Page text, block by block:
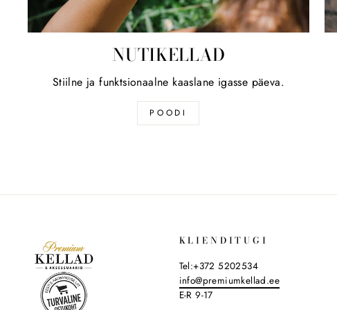
NUTIKELLAD
Stiilne ja funktsionaalne kaaslane igasse päeva.
POODI
KLIENDITUGI
Tel:+372 5202534
info@premiumkellad.ee
E-R 9-17